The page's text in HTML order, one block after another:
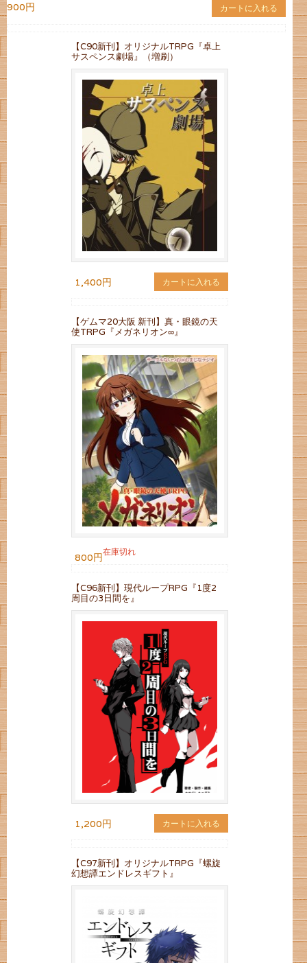
900円 カートに入れる
【C90新刊】オリジナルTRPG『卓上
サスペンス劇場』（増刷）
1,400円 カートに入れる
【ゲムマ20大阪 新刊】真・眼鏡の天
使TRPG『メガネリオン∞』
800円在庫切れ
【C96新刊】現代ループRPG『1度2
周目の3日間を』
1,200円 カートに入れる
【C97新刊】オリジナルTRPG『螺旋
幻想譚エンドレスギフト』